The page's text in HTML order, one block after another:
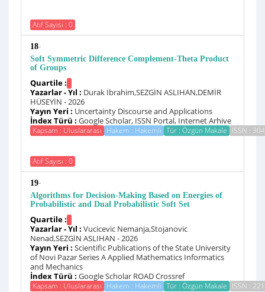
Atıf Sayısı : 0
18-
Soft Symmetric Difference Complement-Theta Product
of Groups
Quartile :
Yazarlar - Yıl : Durak İbrahim,SEZGİN ASLIHAN,DEMİR
HÜSEYİN - 2026
Yayın Yeri : Uncertainty Discourse and Applications
İndex Türü : Google Scholar, ISSN Portal, Internet Arhive
Kapsam : Uluslararası Hakem : Hakemli Tür : Özgün Makale ISSN :
Atıf Sayısı : 0
19-
Algorithms for Decision-Making Based on Energies of
Probabilistic and Dual Probabilistic Soft Set
Quartile :
Yazarlar - Yıl : Vucicevic Nemanja,Stojanovic
Nenad,SEZGİN ASLIHAN - 2026
Yayın Yeri : Scientific Publications of the State University
of Novi Pazar Series A Applied Mathematics Informatics
and Mechanics
İndex Türü : Google Scholar ROAD Crossref
Kapsam : Uluslararası Hakem : Hakemli Tür : Özgün Makale ISSN :